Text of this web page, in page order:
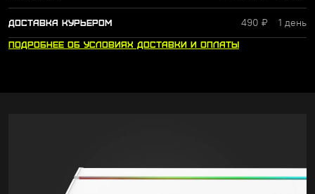
ДОСТАВКА КУРЬЕРОМ 490 ₽ 1 день
ПОДРОБНЕЕ ОБ УСЛОВИЯХ ДОСТАВКИ И ОПЛАТЫ